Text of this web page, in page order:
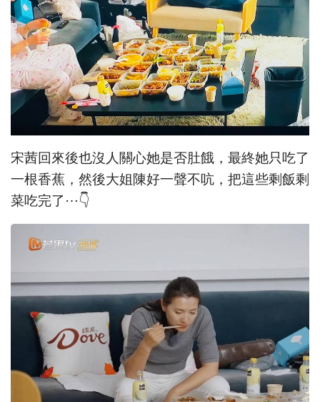
宋茜回來後也沒人關心她是否肚餓，最終她只吃了
一根香蕉，然後大姐陳好一聲不吭，把這些剩飯剩
菜吃完了⋯👇